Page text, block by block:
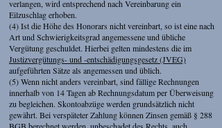
verlangen, wird entsprechend nach Vereinbarung ein
Eilzuschlag erhoben.
(4) Ist die Höhe des Honorars nicht vereinbart, so ist eine nach
Art und Schwierigkeitsgrad angemessene und übliche
Vergütung geschuldet. Hierbei gelten mindestens die im
Justizvergütungs- und -entschädigungsgesetz (JVEG)
aufgeführten Sätze als angemessen und üblich.
(5) Wenn nicht anders vereinbart, sind fällige Rechnungen
innerhalb von 14 Tagen ab Rechnungsdatum per Überweisung
zu begleichen. Skontoabzüge werden grundsätzlich nicht
gewährt. Bei verspäteter Zahlung können Zinsen gemäß § 288